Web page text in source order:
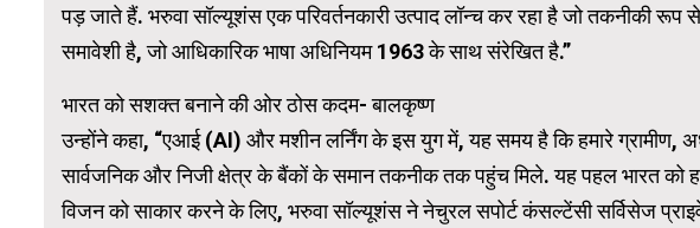
पड़ जाते हैं. भरुवा सॉल्यूशंस एक परिवर्तनकारी उत्पाद लॉन्च कर रहा है जो तकनीकी
समावेशी है, जो आधिकारिक भाषा अधिनियम 1963 के साथ संरेखित है.”
भारत को सशक्त बनाने की ओर ठोस कदम- बालकृष्ण
उन्होंने कहा, “एआई (AI) और मशीन लर्निंग के इस युग में, यह समय है कि हमारे ग्रामीण,
सार्वजनिक और निजी क्षेत्र के बैंकों के समान तकनीक तक पहुंच मिले. यह पहल भारत
विजन को साकार करने के लिए, भरुवा सॉल्यूशंस ने नेचुरल सपोर्ट कंसल्टेंसी सर्विसेज